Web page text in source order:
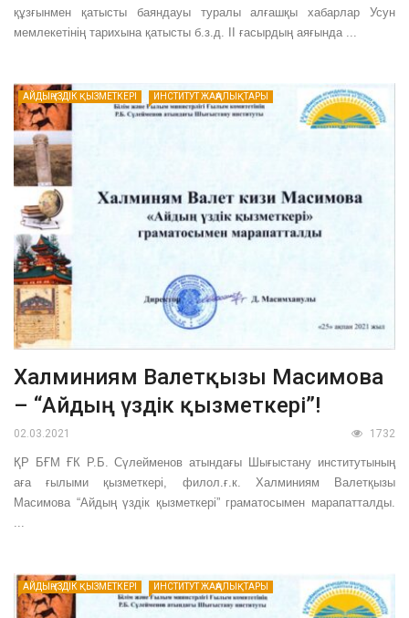
құзғынмен қатысты баяндауы туралы алғашқы хабарлар Усун
мемлекетінің тарихына қатысты б.з.д. ІІ ғасырдың аяғында ...
АЙДЫҢ ҮЗДІК ҚЫЗМЕТКЕРІ ИНСТИТУТ ЖАҢАЛЫҚТАРЫ
Халминиям Валетқызы Масимова
– “Айдың үздік қызметкері”!
02.03.2021 1732
ҚР БҒМ ҒК Р.Б. Сүлейменов атындағы Шығыстану институтының
аға ғылыми қызметкері, филол.ғ.к. Халминиям Валетқызы
Масимова “Айдың үздік қызметкері” граматосымен марапатталды.
АЙДЫҢ ҮЗДІК ҚЫЗМЕТКЕРІ ИНСТИТУТ ЖАҢАЛЫҚТАРЫ